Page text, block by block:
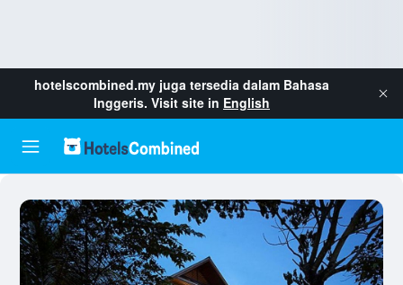
hotelscombined.my juga tersedia dalam Bahasa
Inggeris. Visit site in English